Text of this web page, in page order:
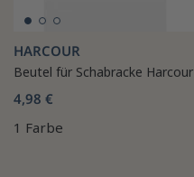
HARCOUR
Beutel für Schabracke Harcour
4,98 €
1 Farbe